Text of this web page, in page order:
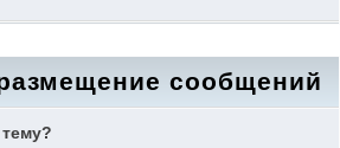
сообщений